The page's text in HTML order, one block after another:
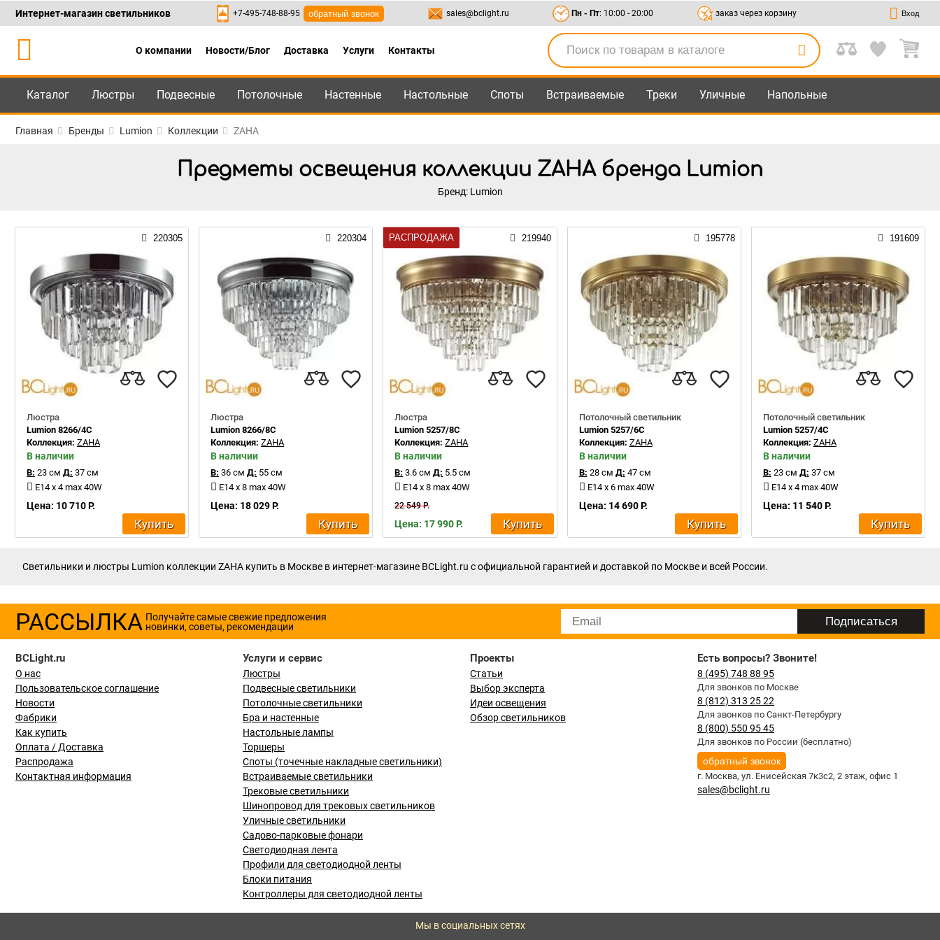
Каталог +7-495-748-88-95 ,8-800-550-95-45 sales@bclight.ru
Интернет-магазин светильников +7-495-748-88-95 обратный звонок sales@bclight.ru Пн - Пт: 10:00 - 20:00 заказ через корзину Вход
О компании Новости/Блог Доставка Услуги Контакты
Каталог Люстры Подвесные Потолочные Настенные Настольные Споты Встраиваемые Треки Уличные Напольные
Главная Бренды Lumion Коллекции ZAHA
Предметы освещения коллекции ZAHA бренда Lumion
Бренд: Lumion
220305
Люстра
Lumion 8266/4C
Коллекция: ZAHA
В наличии
В: 23 см Д: 37 см
E14 x 4 max 40W
Цена: 10 710 Р.
Купить
220304
Люстра
Lumion 8266/8C
Коллекция:ZAHA
В наличии
В: 36 см Д: 55 см
E14 x 8 max 40W
Цена: 18 029 Р.
Купить
РАСПРОДАЖА 219940
Люстра
Lumion 5257/8C
Коллекция:ZAHA
В наличии
В: 3.6 см Д: 5.5 см
E14 x 8 max 40W
22 549 Р.
Цена: 17 990 Р. Купить
195778
Потолочный светильник
Lumion 5257/6C
Коллекция: ZAHA
В наличии
В: 28 см Д: 47 см
E14 x 6 max 40W
Цена: 14 690 Р.
Купить
191609
Потолочный светильник
Lumion 5257/4C
Коллекция: ZAHA
В наличии
В: 23 см Д: 37 см
E14 x 4 max 40W
Цена: 11 540 Р.
Купить
Светильники и люстры Lumion коллекции ZAHA купить в Москве в интернет-магазине BCLight.ru с официальной гарантией и доставкой по Москве и всей России.
РАССЫЛКА Получайте самые свежие предложения
новинки, советы, рекомендации
BCLight.ru
О нас
Пользовательское соглашение
Новости
Фабрики
Как купить
Оплата / Доставка
Распродажа
Контактная информация
Услуги и сервис
Люстры
Подвесные светильники
Потолочные светильники
Бра и настенные
Настольные лампы
Торшеры
Споты (точечные накладные светильники)
Встраиваемые светильники
Трековые светильники
Шинопровод для трековых светильников
Уличные светильники
Садово-парковые фонари
Светодиодная лента
Профили для светодиодной ленты
Блоки питания
Контроллеры для светодиодной ленты
Проекты
Статьи
Выбор эксперта
Идеи освещения
Обзор светильников
Есть вопросы? Звоните!
8 (495) 748 88 95
Для звонков по Москве
8 (812) 313 25 22
Для звонков по Санкт-Петербургу
8 (800) 550 95 45
Для звонков по России (бесплатно)
обратный звонок
г. Москва, ул. Енисейская 7к3с2, 2 этаж, офис 1
sales@bclight.ru
Мы в социальных сетях